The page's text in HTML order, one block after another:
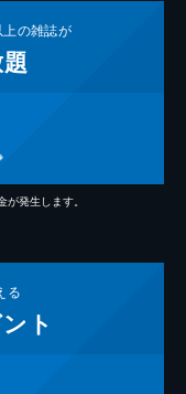
上の雑誌が
発生します。
る
ト